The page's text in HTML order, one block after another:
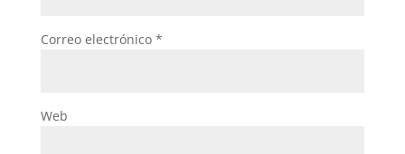
Correo electrónico *
Web